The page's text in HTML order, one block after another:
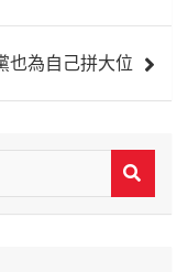
也為自己拼大位